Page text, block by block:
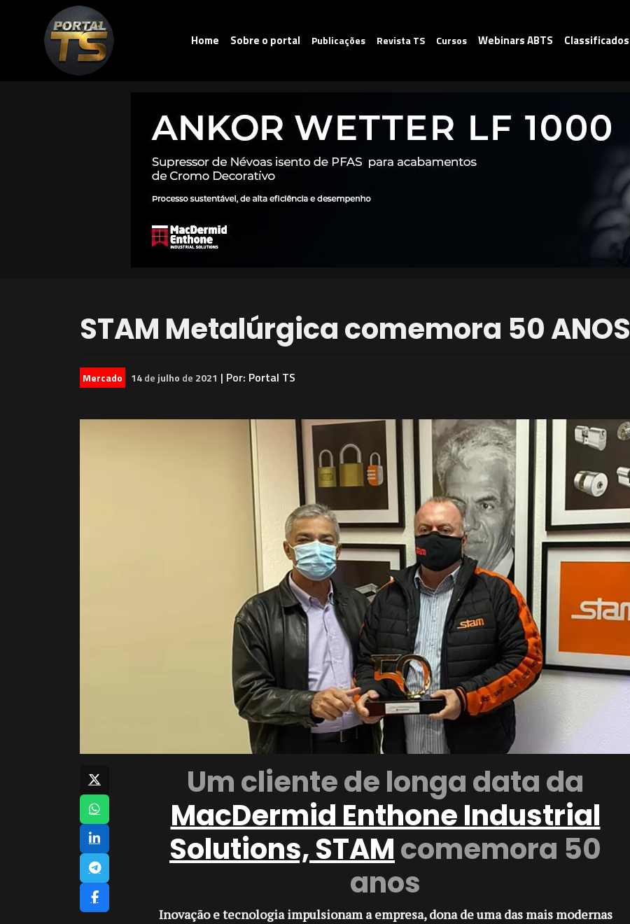
Home Sobre o portal Publicações Revista TS Cursos Webinars ABTS Classificados
STAM Metalúrgica comemora 50 ANOS
Mercado 14de julho de 2021 | Por: Portal TS
Um cliente de longa data da
MacDermid Enthone Industrial
Solutions,STAMcomemora 50
anos
Inovação e tecnologia impulsionam a empresa, dona de uma das mais modernas